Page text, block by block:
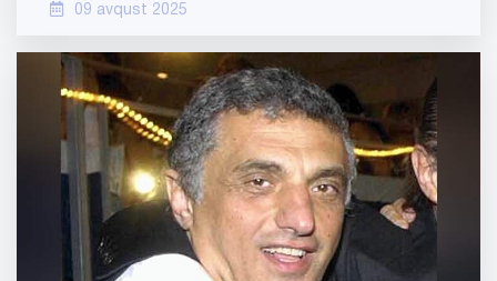
09 avqust 2025